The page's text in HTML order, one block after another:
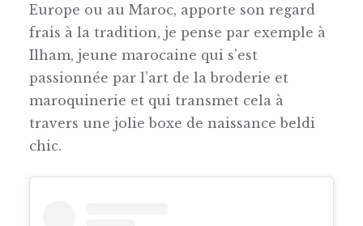
Europe ou au Maroc, apporte son regard
frais à la tradition, je pense par exemple à
Ilham, jeune marocaine qui s’est
passionnée par l’art de la broderie et
maroquinerie et qui transmet cela à
travers une jolie boxe de naissance beldi
chic.